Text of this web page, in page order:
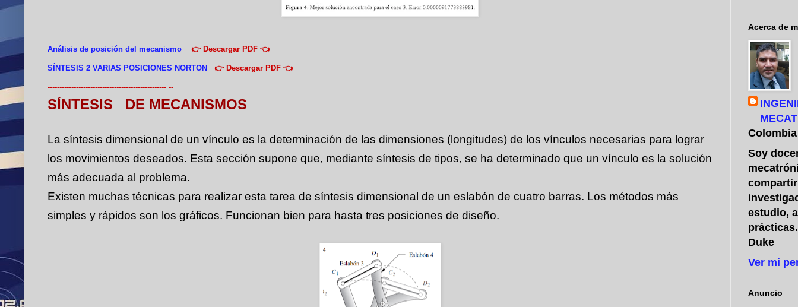
Análisis de posición del mecanismo 👉 Descargar PDF 👈
SÍNTESIS 2 VARIAS POSICIONES NORTON 👉 Descargar PDF 👈
-------------------------------------------------- --
SÍNTESIS DE MECANISMOS
La síntesis dimensional de un vínculo es la determinación de las dimensiones (longitudes) de los vínculos necesarias para lograr
los movimientos deseados. Esta sección supone que, mediante síntesis de tipos, se ha determinado que un vínculo es la solución
más adecuada al problema.
Existen muchas técnicas para realizar esta tarea de síntesis dimensional de un eslabón de cuatro barras. Los métodos más
simples y rápidos son los gráficos. Funcionan bien para hasta tres posiciones de diseño.
Acerca de
Colombia
Soy
estudio,
Duke
Ver mi
Anuncio